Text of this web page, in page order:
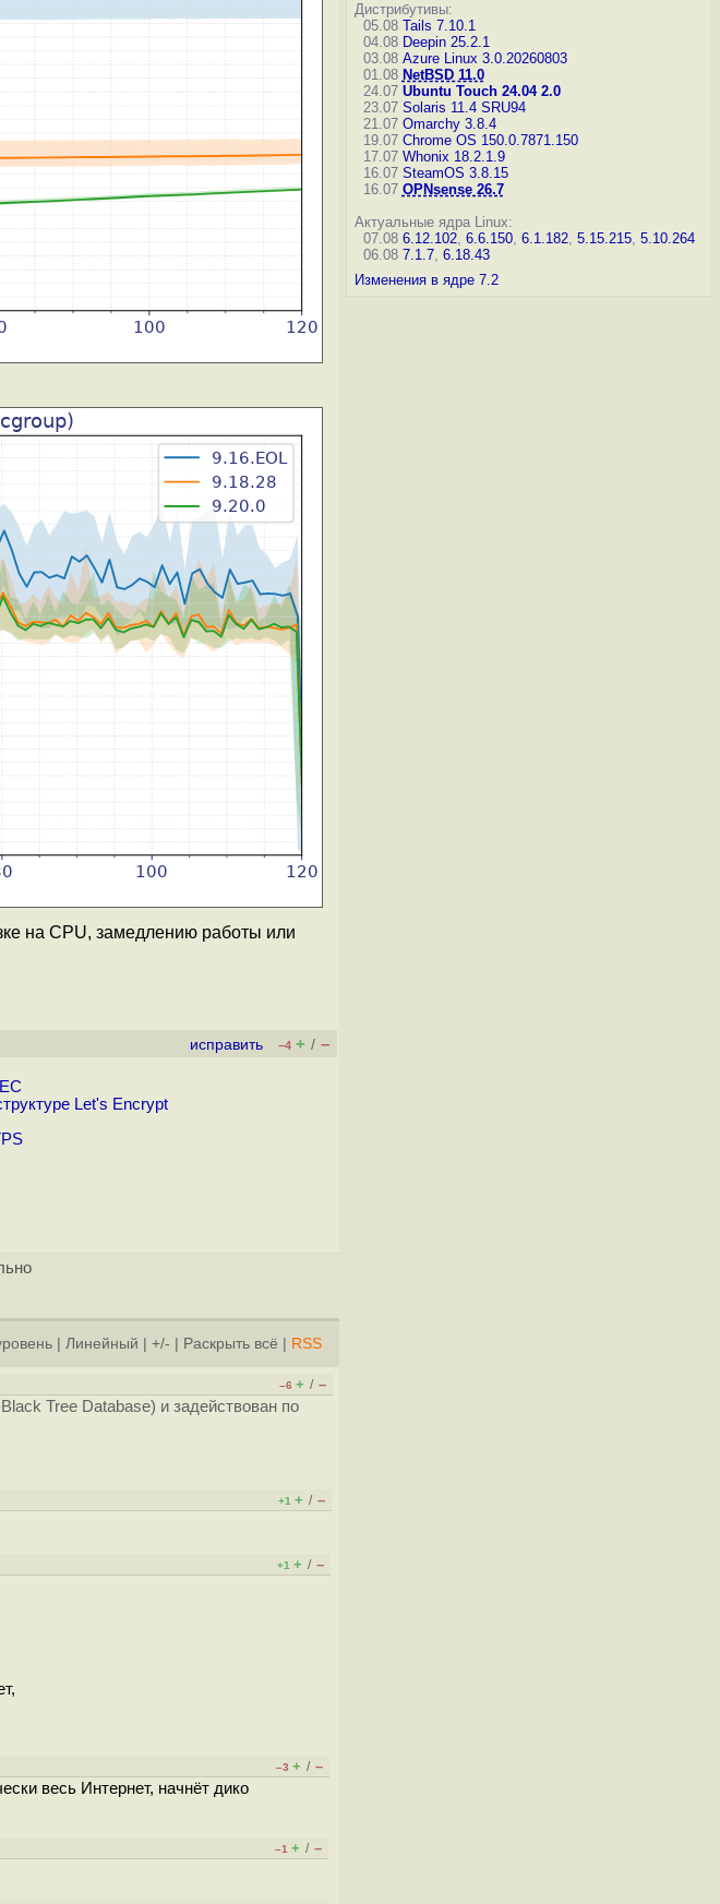
на CPU, замедлению работы или
исправить –4 + / –
Let's Encrypt
Линейный +/- Раскрыть всё RSS
–6 + / –
Tree Database) и задействован по
+1 + / –
+1 + / –
–3 + / –
весь Интернет, начнёт дико
–1 + / –
Дистрибутивы:
05.08 Tails 7.10.1
04.08 Deepin 25.2.1
03.08 Azure Linux 3.0.20260803
01.08 NetBSD 11.0
24.07 Ubuntu Touch 24.04 2.0
23.07 Solaris 11.4 SRU94
21.07 Omarchy 3.8.4
19.07 Chrome OS 150.0.7871.150
17.07 Whonix 18.2.1.9
16.07 SteamOS 3.8.15
16.07 OPNsense 26.7
Актуальные ядра Linux:
07.08 6.12.102, 6.6.150, 6.1.182, 5.15.215, 5.10.264
06.08 7.1.7, 6.18.43
Изменения в ядре 7.2